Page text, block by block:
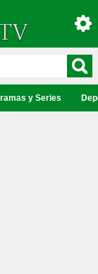
y Series